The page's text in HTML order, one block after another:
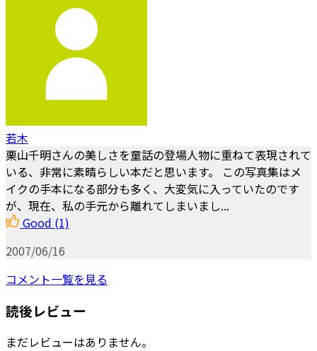
若木
栗山千明さんの美しさを童話の登場人物に重ねて表現されて
いる、非常に素晴らしい本だと思います。 この写真集はメ
イクの手本になる部分も多く、大変気に入っていたのです
が、現在、私の手元から離れてしまいまし...
Good (1)
2007/06/16
コメント一覧を見る
読後レビュー
まだレビューはありません。